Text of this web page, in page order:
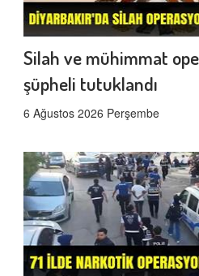
Silah ve mühimmat
şüpheli tutuklandı
6 Ağustos 2026 Perşembe